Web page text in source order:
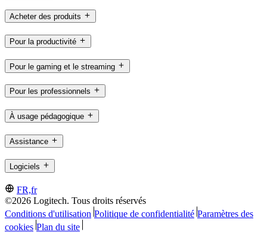
Acheter des produits
Pour la productivité
Pour le gaming et le streaming
Pour les professionnels
À usage pédagogique
Assistance
Logiciels
FR,fr
©2026 Logitech. Tous droits réservés
Conditions d'utilisation Politique de confidentialité Paramètres des
cookies Plan du site